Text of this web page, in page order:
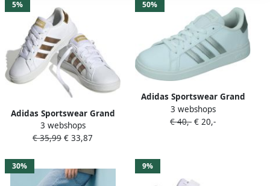
5%
Adidas Sportswear Grand
Court 2.0 sneakers wit
matgoud Imitatieleer 37 1 3
3 webshops
€ 35,99 € 33,87
50%
Adidas Sportswear Grand
Court 2.0 sneakers wit
zilver Imitatieleer 28 1 2
3 webshops
€ 40,- € 20,-
30% 9%